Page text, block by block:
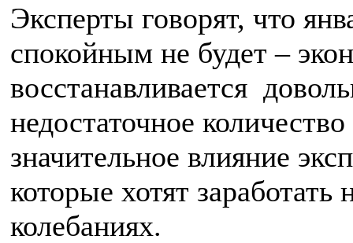
Эксперты говорят, что
спокойным не будет –
восстанавливается
недостаточное
значительное влияние
которые хотят заработать
колебаниях.